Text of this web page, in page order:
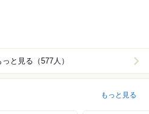
と見る（577人）
もっと見る